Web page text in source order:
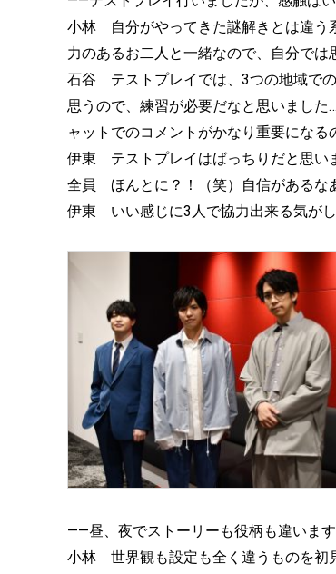
小林 自分がやってきた謎解きとは違う
力のあるお二人と一緒なので、自分では
石谷 テストプレイでは、3つの地域で
思うので、練習が必要だなと思いまし
ャットでのコメントがかなり重要になる
伊東 テストプレイはばっちりだと思い
全員 ほんとに？！（笑）自信があるな
伊東 いい感じに3人で協力出来る気が
——昼、夜でストーリーも役柄も違います
小林 世界観も設定も全く違うものを初